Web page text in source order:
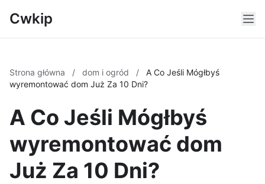
Cwkip
Strona główna / dom i ogród /
A Co Jeśli Mógłbyś
wyremontować dom Już Za 10 Dni?
A Co Jeśli Mógłbyś
wyremontować dom
Już Za 10 Dni?